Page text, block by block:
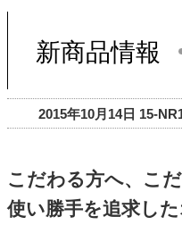
新商品情報
2015年10月14日 15-
こだわる方へ、こ
使い勝手を追求し